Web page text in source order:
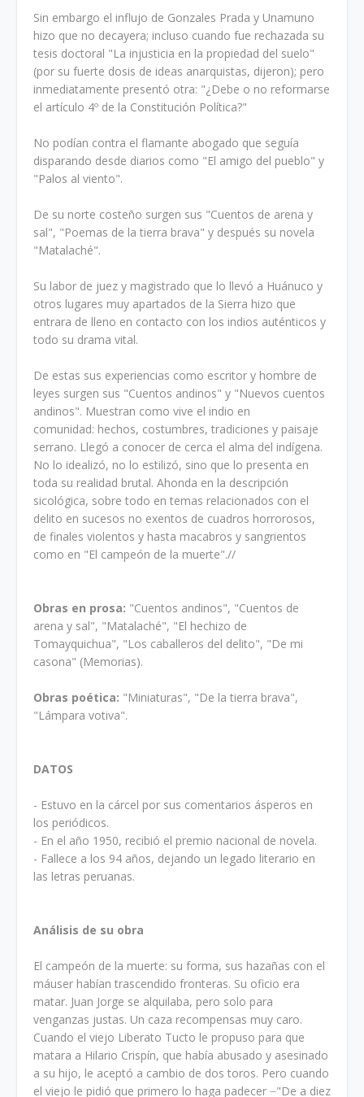
Sin embargo el influjo de Gonzales Prada y Unamuno
hizo que no decayera; incluso cuando fue rechazada su
tesis doctoral "La injusticia en la propiedad del suelo"
(por su fuerte dosis de ideas anarquistas, dijeron); pero
inmediatamente presentó otra: "¿Debe o no reformarse
el artículo 4º de la Constitución Política?"
No podían contra el flamante abogado que seguía
disparando desde diarios como "El amigo del pueblo" y
"Palos al viento".
De su norte costeño surgen sus "Cuentos de arena y
sal", "Poemas de la tierra brava" y después su novela
"Matalaché".
Su labor de juez y magistrado que lo llevó a Huánuco y
otros lugares muy apartados de la Sierra hizo que
entrara de lleno en contacto con los indios auténticos y
todo su drama vital.
De estas sus experiencias como escritor y hombre de
leyes surgen sus "Cuentos andinos" y "Nuevos cuentos
andinos". Muestran como vive el indio en
comunidad: hechos, costumbres, tradiciones y paisaje
serrano. Llegó a conocer de cerca el alma del indígena.
No lo idealizó, no lo estilizó, sino que lo presenta en
toda su realidad brutal. Ahonda en la descripción
sicológica, sobre todo en temas relacionados con el
delito en sucesos no exentos de cuadros horrorosos,
de finales violentos y hasta macabros y sangrientos
como en "El campeón de la muerte".//
Obras en prosa: "Cuentos andinos", "Cuentos de
arena y sal", "Matalaché", "El hechizo de
Tomayquichua", "Los caballeros del delito", "De mi
casona" (Memorias).
Obras poética: "Miniaturas", "De la tierra brava",
"Lámpara votiva".
DATOS
- Estuvo en la cárcel por sus comentarios ásperos en
los periódicos.
- En el año 1950, recibió el premio nacional de novela.
- Fallece a los 94 años, dejando un legado literario en
las letras peruanas.
Análisis de su obra
El campeón de la muerte: su forma, sus hazañas con el
máuser habían trascendido fronteras. Su oficio era
matar. Juan Jorge se alquilaba, pero solo para
venganzas justas. Un caza recompensas muy caro.
Cuando el viejo Liberato Tucto le propuso para que
matara a Hilario Crispín, que había abusado y asesinado
a su hijo, le aceptó a cambio de dos toros. Pero cuando
el viejo le pidió que primero lo haga padecer ̶ "De a diez